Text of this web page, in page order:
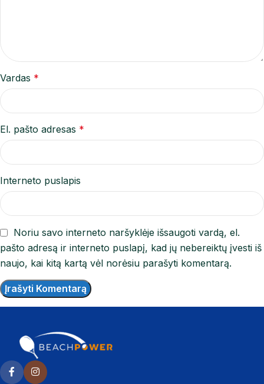
Vardas *
El. pašto adresas *
Interneto puslapis
Noriu savo interneto naršyklėje išsaugoti vardą, el.
pašto adresą ir interneto puslapį, kad jų nebereiktų įvesti iš
naujo, kai kitą kartą vėl norėsiu parašyti komentarą.